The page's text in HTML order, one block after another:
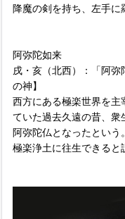
降魔の剣を持ち、左手に
阿弥陀如来
戌・亥（北西）：「阿
の神】
西方にある極楽世界を主
ていた過去久遠の昔、衆
阿弥陀仏となったという
極楽浄土に往生できると